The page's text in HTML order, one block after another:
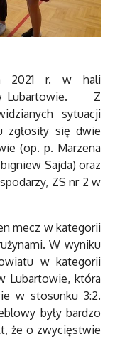
2021 r. w hali
w Lubartowie. Z
sytuacji
zgłosiły się dwie
(op. p. Marzena
Sajda) oraz
ZS nr 2 w
mecz w kategorii
W wyniku
w kategorii
Lubartowie, która
w stosunku 3:2.
były bardzo
że o zwycięstwie